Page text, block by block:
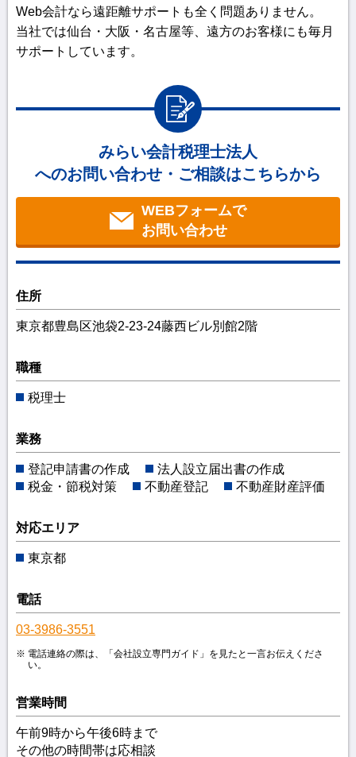
Web会計なら遠距離サポートも全く問題ありません。
当社では仙台・大阪・名古屋等、遠方のお客様にも毎月
サポートしています。
みらい会計税理士法人
へのお問い合わせ・ご相談はこちらから
WEBフォームで
お問い合わせ
住所
東京都豊島区池袋2-23-24藤西ビル別館2階
職種
税理士
業務
登記申請書の作成
法人設立届出書の作成
税金・節税対策
不動産登記 不動産財産評価
対応エリア
東京都
電話
03-3986-3551
電話連絡の際は、「会社設立専門ガイド」を見たと一言お伝えくださ
い。
営業時間
午前9時から午後6時まで
その他の時間帯は応相談